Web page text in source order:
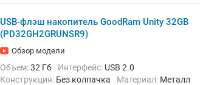
USB-флэш накопитель GoodRam Unity 32GB
(PD32GH2GRUNSR9)
Обзор модели
Объем:32 Гб Интерфейс: USB 2.0
Конструкция: Без колпачка Материал: Металл